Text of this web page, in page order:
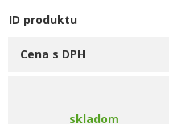
ID produktu
Cena s DPH
skladom